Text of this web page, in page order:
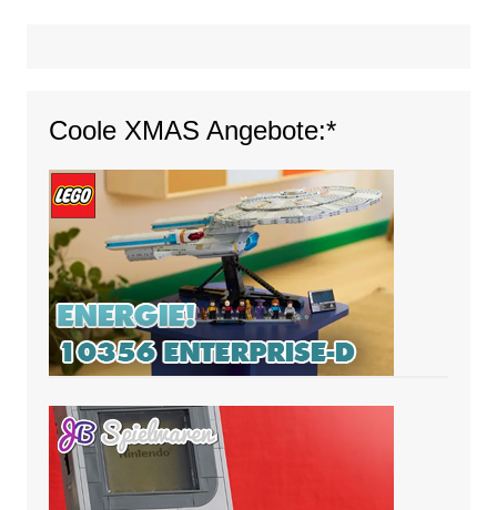
Coole XMAS Angebote:*